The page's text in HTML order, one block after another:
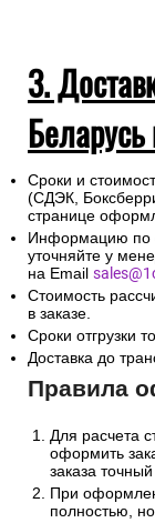
3.
Беларусь
Сроки и
(СДЭК,
странице
Информацию по
уточняйте у
на Email
Стоимость
в заказе.
Сроки отгрузки
Доставка до
Правила
Для расчета
оформить
заказа
При
полностью,